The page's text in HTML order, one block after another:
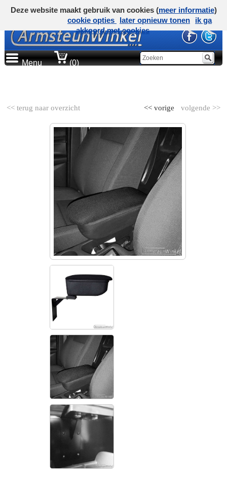
Menu (0)
<< terug naar overzicht volgende >>
<< vorige
Deze website maakt gebruik van cookies (meer informatie)
cookie opties
later opnieuw tonen
ik ga
akkoord met cookies